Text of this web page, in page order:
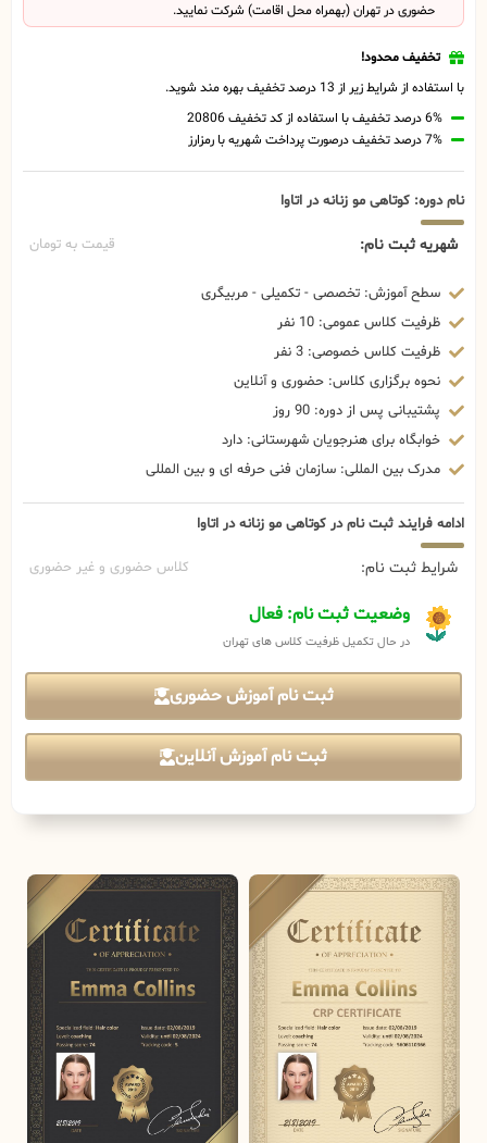
حضوری در تهران (بهمراه محل اقامت) شرکت نمایید.
تخفیف محدود!
با استفاده از شرایط زیر از 13 درصد تخفیف بهره مند شوید.
6% درصد تخفیف با استفاده از کد تخفیف 20806
7% درصد تخفیف درصورت پرداخت شهریه با رمزارز
نام دوره: کوتاهی مو زنانه در اتاوا
شهریه ثبت نام: قیمت به تومان
سطح آموزش: تخصصی - تکمیلی - مربیگری
ظرفیت کلاس عمومی: 10 نفر
ظرفیت کلاس خصوصی: 3 نفر
نحوه برگزاری کلاس: حضوری و آنلاین
پشتیبانی پس از دوره: 90 روز
خوابگاه برای هنرجویان شهرستانی: دارد
مدرک بین المللی: سازمان فنی حرفه ای و بین المللی
ادامه فرایند ثبت نام در کوتاهی مو زنانه در اتاوا
شرایط ثبت نام: کلاس حضوری و غیر حضوری
وضعیت ثبت نام: فعال
در حال تکمیل ظرفیت کلاس های تهران
ثبت نام آموزش حضوری
ثبت نام آموزش آنلاین